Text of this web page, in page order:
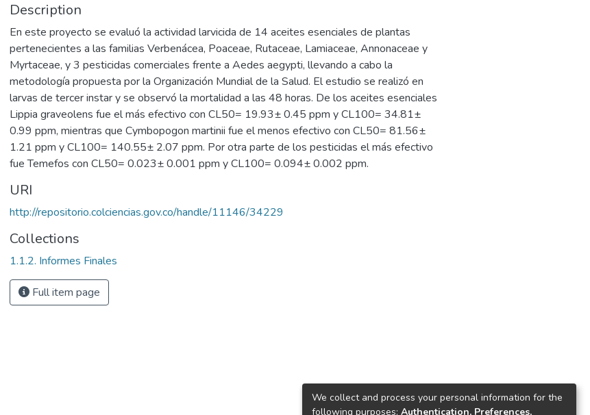
Description
En este proyecto se evaluó la actividad larvicida de 14 aceites esenciales de plantas
pertenecientes a las familias Verbenácea, Poaceae, Rutaceae, Lamiaceae, Annonaceae y
Myrtaceae, y 3 pesticidas comerciales frente a Aedes aegypti, llevando a cabo la
metodología propuesta por la Organización Mundial de la Salud. El estudio se realizó en
larvas de tercer instar y se observó la mortalidad a las 48 horas. De los aceites esenciales
Lippia graveolens fue el más efectivo con CL50= 19.93± 0.45 ppm y CL100= 34.81±
0.99 ppm, mientras que Cymbopogon martinii fue el menos efectivo con CL50= 81.56±
1.21 ppm y CL100= 140.55± 2.07 ppm. Por otra parte de los pesticidas el más efectivo
fue Temefos con CL50= 0.023± 0.001 ppm y CL100= 0.094± 0.002 ppm.
URI
http://repositorio.colciencias.gov.co/handle/11146/34229
Collections
1.1.2. Informes Finales
Full item page
We collect and process your personal information for the
following purposes: Authentication, Preferences,